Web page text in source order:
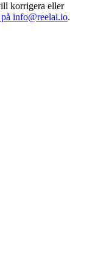
korrigera eller
info@reelai.io.